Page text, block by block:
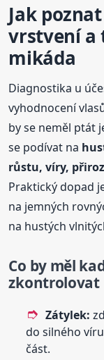
Jak
vrstvení a
mikáda
Diagnostika u
vyhodnocení
by se neměl ptát
se podívat na
růstu, víry,
Praktický dopad
na jemných
na hustých
Co by měl
zkontrolovat
Zátylek:
do silného
část.